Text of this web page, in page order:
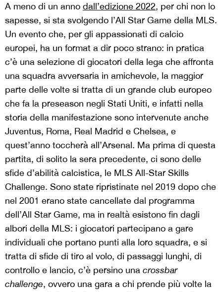
A meno di un anno dall’edizione 2022, per chi non lo
sapesse, si sta svolgendo l’All Star Game della MLS.
Un evento che, per gli appassionati di calcio
europei, ha un format a dir poco strano: in pratica
c’è una selezione di giocatori della lega che affronta
una squadra avversaria in amichevole, la maggior
parte delle volte si tratta di un grande club europeo
che fa la preseason negli Stati Uniti, e infatti nella
storia della manifestazione sono intervenute anche
Juventus, Roma, Real Madrid e Chelsea, e
quest’anno toccherà all’Arsenal. Ma prima di questa
partita, di solito la sera precedente, ci sono delle
sfide d’abilità calcistica, le MLS All-Star Skills
Challenge. Sono state ripristinate nel 2019 dopo che
nel 2001 erano state cancellate dal programma
dell’All Star Game, ma in realtà esistono fin dagli
albori della MLS: i giocatori partecipano a gare
individuali che portano punti alla loro squadra, e si
tratta di sfide di tiro al volo, di passaggi lunghi, di
controllo e lancio, c’è persino una crossbar
challenge, ovvero una gara a chi prende più volte la